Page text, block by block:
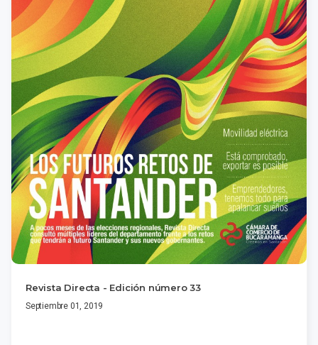
Revista Directa - Edición número 33
Septiembre 01, 2019